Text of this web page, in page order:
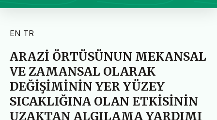
EN TR
ARAZİ ÖRTÜSÜNUN MEKANSAL
VE ZAMANSAL OLARAK
DEĞİŞİMİNİN YER YÜZEY
SICAKLIĞINA OLAN ETKİSİNİN
UZAKTAN ALGILAMA YARDIMI